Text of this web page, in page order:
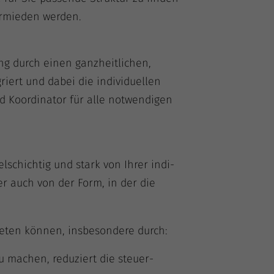
werden.
durch einen ganz­heit­li­chen,
und dabei die indi­vi­du­el­len
Koor­di­na­tor für alle not­wen­di­gen
und stark von Ihrer indi­
auch von der Form, in der die
kön­nen, ins­be­son­de­re durch:
machen, redu­ziert die steu­er­
Medien